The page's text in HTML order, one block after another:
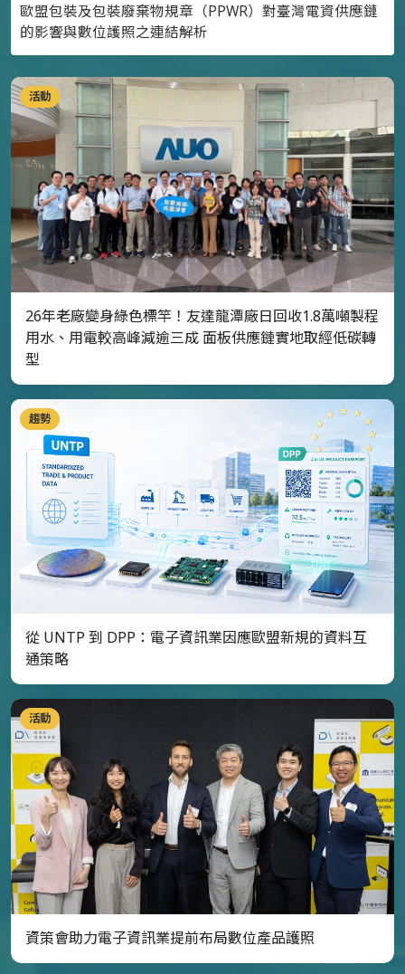
歐盟包裝及包裝廢棄物規章（PPWR）對臺灣電資供應鏈
的影響與數位護照之連結解析
活動
26年老廠變身綠色標竿！友達龍潭廠日回收1.8萬噸製程
用水、用電較高峰減逾三成 面板供應鏈實地取經低碳轉
型
趨勢
從 UNTP 到 DPP：電子資訊業因應歐盟新規的資料互
通策略
活動
資策會助力電子資訊業提前布局數位產品護照